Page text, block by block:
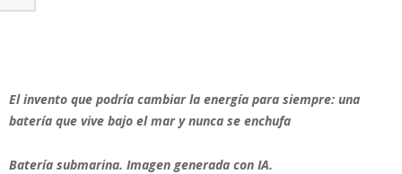
El invento que podría cambiar la energía para siempre: una
batería que vive bajo el mar y nunca se enchufa
Batería submarina. Imagen generada con IA.